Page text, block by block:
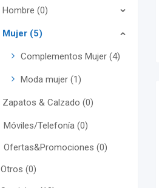
Hombre (0)
Mujer (5)
Complementos Mujer (4)
Moda mujer (1)
Zapatos & Calzado (0)
Móviles/Telefonía (0)
Ofertas&Promociones (0)
Otros (0)